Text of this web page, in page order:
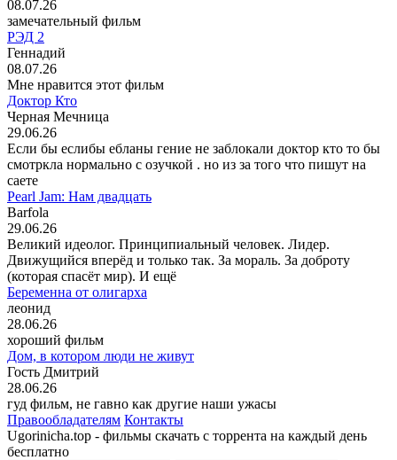
08.07.26
замечательный фильм
РЭД 2
Геннадий
08.07.26
Мне нравится этот фильм
Доктор Кто
Черная Мечница
29.06.26
Если бы еслибы ебланы гение не заблокали доктор кто то бы
смотркла нормально с озучкой . но из за того что пишут на
саете
Pearl Jam: Нам двадцать
Barfola
29.06.26
Великий идеолог. Принципиальный человек. Лидер.
Движущийся вперёд и только так. За мораль. За доброту
(которая спасёт мир). И ещё
Беременна от олигарха
леонид
28.06.26
хороший фильм
Дом, в котором люди не живут
Гость Дмитрий
28.06.26
гуд фильм, не гавно как другие наши ужасы
Правообладателям Контакты
Ugorinicha.top - фильмы скачать с торрента на каждый день
бесплатно